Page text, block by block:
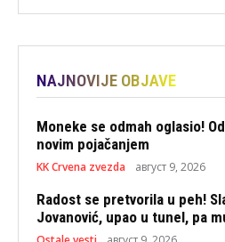
NAJNOVIJE OBJAVE
Moneke se odmah oglasio!
novim pojačanjem
KK Crvena zvezda август 9, 2026
Radost se pretvorila u peh!
Jovanović, upao u tunel, pa